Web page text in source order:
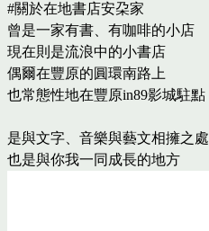
#關於在地書店安朶家
曾是一家有書、有咖啡的小店
現在則是流浪中的小書店
偶爾在豐原的圓環南路上
也常態性地在豐原in89影城駐點
是與文字、音樂與藝文相擁之處
也是與你我一同成長的地方